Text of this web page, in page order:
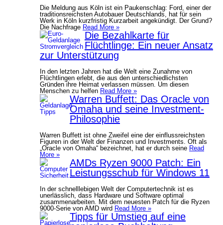
Die Meldung aus Köln ist ein Paukenschlag: Ford, einer der
traditionsreichsten Autobauer Deutschlands, hat für sein
Werk in Köln kurzfristig Kurzarbeit angekündigt. Der Grund?
Die Nachfrage Read More »
Die Bezahlkarte für
Flüchtlinge: Ein neuer Ansatz
zur Unterstützung
In den letzten Jahren hat die Welt eine Zunahme von
Flüchtlingen erlebt, die aus den unterschiedlichsten
Gründen ihre Heimat verlassen müssen. Um diesen
Menschen zu helfen Read More »
Warren Buffett: Das Oracle von
Omaha und seine Investment-
Philosophie
Warren Buffett ist ohne Zweifel eine der einflussreichsten
Figuren in der Welt der Finanzen und Investments. Oft als
„Oracle von Omaha“ bezeichnet, hat er durch seine Read
More »
AMDs Ryzen 9000 Patch: Ein
Leistungsschub für Windows 11
In der schnelllebigen Welt der Computertechnik ist es
unerlässlich, dass Hardware und Software optimal
zusammenarbeiten. Mit dem neuesten Patch für die Ryzen
9000-Serie von AMD wird Read More »
Tipps für Umstieg auf eine